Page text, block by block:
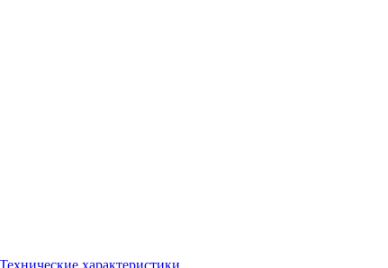
Технические характеристики